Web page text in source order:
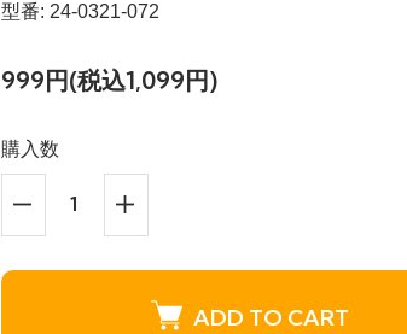
型番: 24-0321-072
999円(税込1,099円)
購入数
ADD TO CART